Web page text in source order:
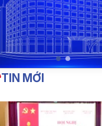
TIN MỚI